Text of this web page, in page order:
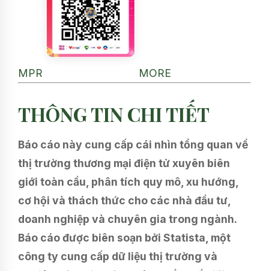
MPR MORE
THÔNG TIN CHI TIẾT
Báo cáo này cung cấp cái nhìn tổng quan về
thị trường thương mại điện tử xuyên biên
giới toàn cầu, phân tích quy mô, xu hướng,
cơ hội và thách thức cho các nhà đầu tư,
doanh nghiệp và chuyên gia trong ngành.
Báo cáo được biên soạn bởi Statista, một
công ty cung cấp dữ liệu thị trường và